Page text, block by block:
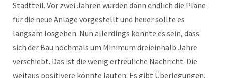
Stadtteil. Vor zwei Jahren wurden dann endlich die Pläne
für die neue Anlage vorgestellt und heuer sollte es
langsam losgehen. Nun allerdings könnte es sein, dass
sich der Bau nochmals um Minimum dreieinhalb Jahre
verschiebt. Das ist die wenig erfreuliche Nachricht. Die
weitaus positivere könnte lauten: Es gibt Überlegungen,